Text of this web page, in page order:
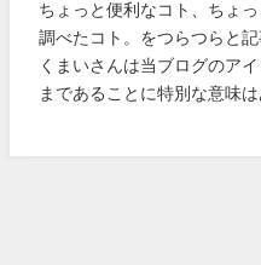
ちょっと便利なコト、ちょ
調べたコト。をつらつらと記
くまいさんは当ブログのア
まであることに特別な意味は